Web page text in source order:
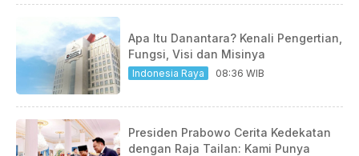
Apa Itu Danantara? Kenali Pengertian,
Fungsi, Visi dan Misinya
Indonesia Raya 08:36 WIB
Presiden Prabowo Cerita Kedekatan
dengan Raja Tailan: Kami Punya